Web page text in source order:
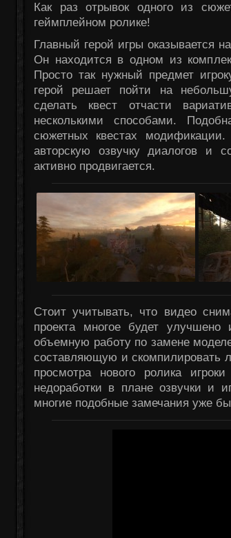
Как раз отрывок одного из
геймплейном ролике!
Главный герой игры оказывается
Он находится в одном из
Просто так нужный предмет
герой решает пойти на
сделать квест отчасти
несколькими способами.
сюжетных квестах
авторскую озвучку диалогов и
активно продвигается.
Стоит учитывать, что видео
проекта многое будет улучшено
объемную работу по замене
составляющую и скомпилировать
просмотра нового ролика
недоработки в плане озвучки и
многие подобные замечания уже